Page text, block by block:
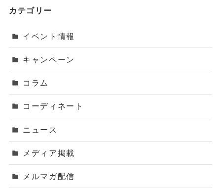
カテゴリー
イベント情報
キャンペーン
コラム
コーディネート
ニュース
メディア掲載
メルマガ配信